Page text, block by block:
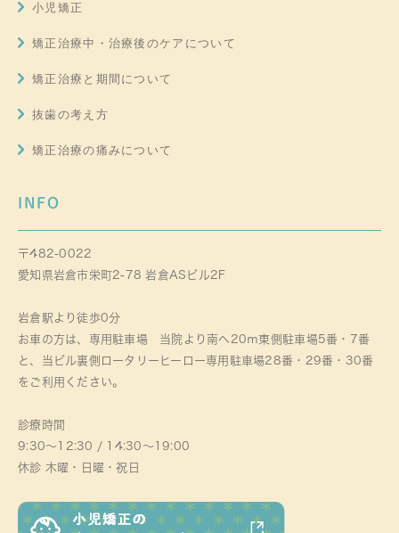
小児矯正
矯正治療中・治療後のケアについて
矯正治療と期間について
抜歯の考え方
矯正治療の痛みについて
INFO
〒482-0022
愛知県岩倉市栄町2-78 岩倉ASビル2F
岩倉駅より徒歩0分
お車の方は、専用駐車場 当院より南へ20ｍ東側駐車場5番・7番
と、当ビル裏側ロータリーヒーロー専用駐車場28番・29番・30番
をご利用ください。
診療時間
9:30～12:30 / 14:30～19:00
休診 木曜・日曜・祝日